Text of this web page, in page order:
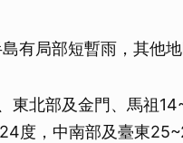
有局部短暫雨，其他地
東北部及金門、馬祖
度，中南部及臺東